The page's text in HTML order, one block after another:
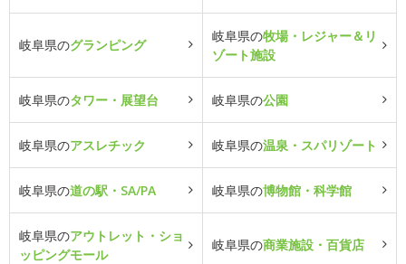
岐阜県のグランピング
岐阜県の牧場・レジャー＆リ
ゾート施設
岐阜県のタワー・展望台 岐阜県の公園
岐阜県のアスレチック 岐阜県の温泉・スパリゾート
岐阜県の道の駅・SA/PA 岐阜県の博物館・科学館
岐阜県のアウトレット・ショ
ッピングモール
岐阜県の商業施設・百貨店